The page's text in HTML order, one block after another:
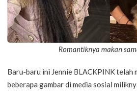
Romantiknya makan
Baru-baru ini Jennie BLACKPINK telah
beberapa gambar di media sosial